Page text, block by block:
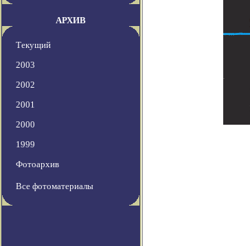
АРХИВ
Текущий
2003
2002
2001
2000
1999
Фотоархив
Все фотоматериалы